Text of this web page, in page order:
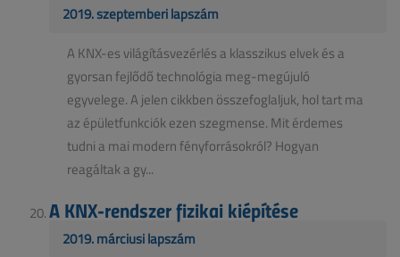
2019. szeptemberi lapszám
A KNX-es világításvezérlés a klasszikus elvek és a
gyorsan fejlődő technológia meg-megújuló
egyvelege. A jelen cikkben összefoglaljuk, hol tart ma
az épületfunkciók ezen szegmense. Mit érdemes
tudni a mai modern fényforrásokról? Hogyan
reagáltak a gy...
A KNX-rendszer fizikai kiépítése
2019. márciusi lapszám